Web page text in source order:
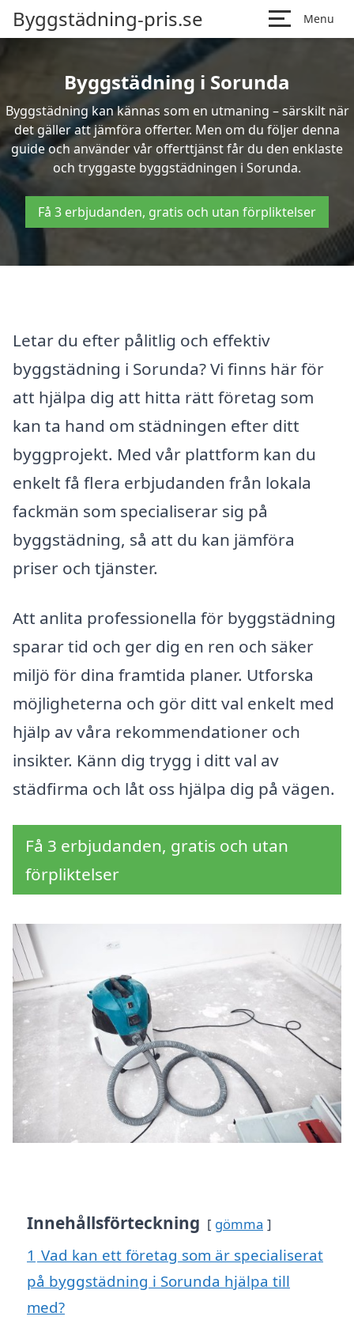
Byggstädning-pris.se Menu
Byggstädning i Sorunda
Byggstädning kan kännas som en utmaning – särskilt när
det gäller att jämföra offerter. Men om du följer denna
guide och använder vår offerttjänst får du den enklaste
och tryggaste byggstädningen i Sorunda.
Få 3 erbjudanden, gratis och utan förpliktelser
Letar du efter pålitlig och effektiv
byggstädning i Sorunda? Vi finns här för
att hjälpa dig att hitta rätt företag som
kan ta hand om städningen efter ditt
byggprojekt. Med vår plattform kan du
enkelt få flera erbjudanden från lokala
fackmän som specialiserar sig på
byggstädning, så att du kan jämföra
priser och tjänster.
Att anlita professionella för byggstädning
sparar tid och ger dig en ren och säker
miljö för dina framtida planer. Utforska
möjligheterna och gör ditt val enkelt med
hjälp av våra rekommendationer och
insikter. Känn dig trygg i ditt val av
städfirma och låt oss hjälpa dig på vägen.
Få 3 erbjudanden, gratis och utan
förpliktelser
Innehållsförteckning gömma
1 Vad kan ett företag som är specialiserat
på byggstädning i Sorunda hjälpa till
med?